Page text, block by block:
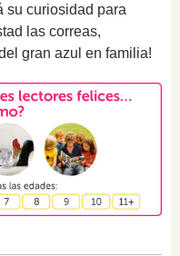
su curiosidad para
las correas,
gran azul en familia!